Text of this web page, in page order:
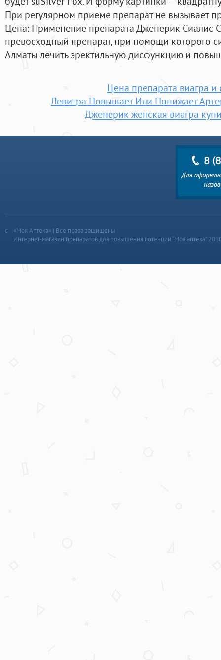
При регулярном приеме препарат не вызывает
Цена: Применение препарата Дженерик Сиалис
превосходный препарат, при помощи которого
Алматы лечить эректильную дисфункцию и
Цена препарата виагра и
Левитра Повышает Или Понижает
Дженерик женская виагра
«Моя Аптека» | Все права защищены
Интернет-магазин препаратов для повышения потенции “Моя аптека”